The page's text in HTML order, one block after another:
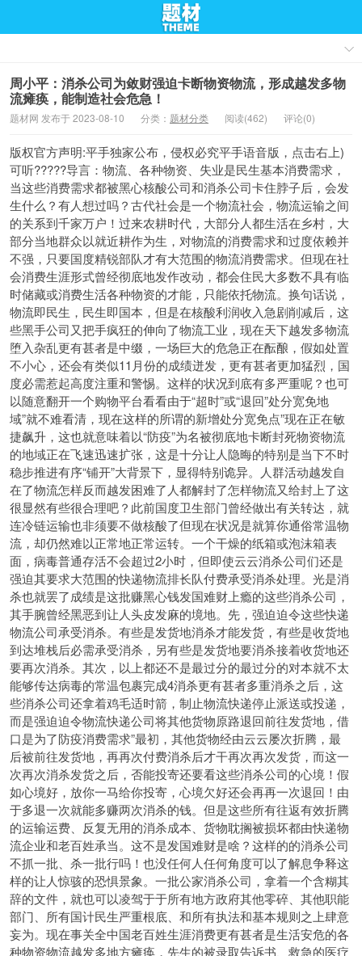
周小平：消杀公司为敛财强迫卡断物资物流，形成越发多物
流瘫痪，能制造社会危急！
题材网 发布于 2023-08-10 分类： 题材分类 阅读(462) 评论(0)
版权官方声明:平手独家公布，侵权必究平手语音版，点击右上)
可听?????导言：物流、各种物资、失业是民生基本消费需求，
当这些消费需求都被黑心核酸公司和消杀公司卡住脖子后，会发
生什么？有人想过吗？古代社会是一个物流社会，物流运输之间
的关系到千家万户！过来农耕时代，大部分人都生活在乡村，大
部分当地群众以就近耕作为生，对物流的消费需求和过度依赖并
不强，只要国度精锐部队才有大范围的物流消费需求。但现在社
会消费生涯形式曾经彻底地发作改动，都会住民大多数不具有临
时储藏或消费生活各种物资的才能，只能依托物流。换句话说，
物流即民生，民生即国本，但是在核酸利润收入急剧削减后，这
些黑手公司又把手疯狂的伸向了物流工业，现在天下越发多物流
堕入杂乱更有甚者是中缀，一场巨大的危急正在酝酿，假如处置
不小心，还会有类似11月份的成绩迸发，更有甚者更加猛烈，国
度必需惹起高度注重和警惕。这样的状况到底有多严重呢？也可
以随意翻开一个购物平台看看由于“超时”或“退回”处分宽免地
域”就不难看清，现在这样的所谓的新增处分宽免点”现在正在敏
捷飙升，这也就意味着以“防疫”为名被彻底地卡断封死物资物流
的地域正在飞速迅速扩张，这是十分让人隐晦的特别是当下不时
稳步推进有序“铺开”大背景下，显得特别诡异。人群活动越发自
在了物流怎样反而越发困难了人都解封了怎样物流又给封上了这
很显然有些很合理吧？此前国度卫生部门曾经做出有关转达，就
连冷链运输也非须要不做核酸了但现在状况是就算你通俗常温物
流，却仍然难以正常地正常运转。一个干燥的纸箱或泡沫箱表
面，病毒普通存活不会超过2小时，但即使云云消杀公司们还是
强迫其要求大范围的快递物流排长队付费承受消杀处理。光是消
杀也就罢了成绩是这批赚黑心钱发国难财上瘾的这些消杀公司，
其手腕曾经黑恶到让人头皮发麻的境地。先，强迫迫令这些快递
物流公司承受消杀。有些是发货地消杀才能发货，有些是收货地
到达堆栈后必需承受消杀，另有些是发货地要消杀接着收货地还
要再次消杀。其次，以上都还不是最过分的最过分的对本就不太
能够传达病毒的常温包裹完成4消杀更有甚者多重消杀之后，这
些消杀公司还拿着鸡毛适时箭，制止物流快递停止派送或投递，
而是强迫迫令物流快递公司将其他货物原路退回前往发货地，借
口是为了防疫消费需求”最初，其他货物经由云云屡次折腾，最
后被前往发货地，再再次付费消杀后才干再次再次发货，而这一
次再次消杀发货之后，否能投寄还要看这些消杀公司的心境！假
如心境好，放你一马给你投寄，心境欠好还会再再一次退回！由
于多退一次就能多赚两次消杀的钱。但是这些所有往返有效折腾
的运输运费、反复无用的消杀成本、货物耽搁被损坏都由快递物
流企业和老百姓承当。这不是发国难财是啥？这样的的消杀公司
不抓一批、杀一批行吗！也没任何人任何角度可以了解息争释这
样的让人惊骇的恐惧景象。一批公家消杀公司，拿着一个含糊其
辞的文件，就也可以凌驾于于所有地方政府其他零碎、其他职能
部门、所有国计民生严重根底、和所有执法和基本规则之上肆意
妄为。现在事关全中国老百姓生涯消费更有甚者是生活安危的各
种物资物流越发多地方瘫痪，先生的被录取告诉书、救急的医疗